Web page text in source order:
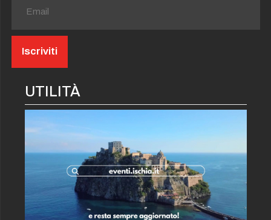
UTILITÀ